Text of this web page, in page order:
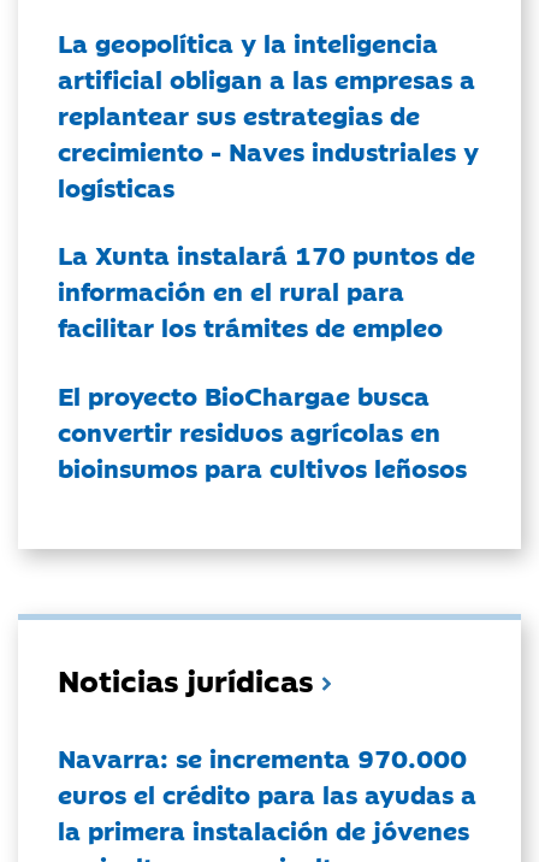
La geopolítica y la inteligencia
artificial obligan a las empresas a
replantear sus estrategias de
crecimiento - Naves industriales y
logísticas
La Xunta instalará 170 puntos de
información en el rural para
facilitar los trámites de empleo
El proyecto BioChargae busca
convertir residuos agrícolas en
bioinsumos para cultivos leñosos
Noticias jurídicas
Navarra: se incrementa 970.000
euros el crédito para las ayudas a
la primera instalación de jóvenes